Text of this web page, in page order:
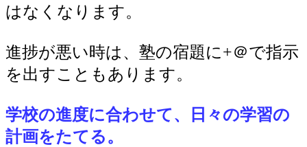
はなくなります。
進捗が悪い時は、塾の宿題に+＠で指示
を出すこともあります。
学校の進度に合わせて、日々の学習の
計画をたてる。